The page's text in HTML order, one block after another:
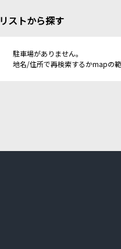
リストから探す
駐車場がありません。
地名/住所で再検索するかmapの